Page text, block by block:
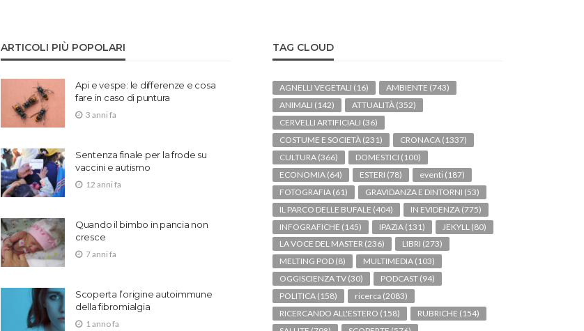
ARTICOLI PIÙ POPOLARI
Api e vespe: le differenze e cosa
fare in caso di puntura
3 anni fa
Sentenza finale per la frode su
vaccini e autismo
12 anni fa
Quando il bimbo in pancia non
cresce
7 anni fa
Scoperta l’origine autoimmune
della fibromialgia
1 anno fa
TAG CLOUD
AGNELLI VEGETALI (16) AMBIENTE (743)
ANIMALI (142) ATTUALITÀ (352)
CERVELLI ARTIFICIALI (36)
COSTUME E SOCIETÀ (231) CRONACA (1337)
CULTURA (366) DOMESTICI (100)
ECONOMIA (64) ESTERI (78) eventi (187)
FOTOGRAFIA (61) GRAVIDANZA E DINTORNI (53)
IL PARCO DELLE BUFALE (404) IN EVIDENZA (775)
INFOGRAFICHE (145) IPAZIA (131) JEKYLL (80)
LA VOCE DEL MASTER (236) LIBRI (273)
MELTING POD (8) MULTIMEDIA (103)
OGGISCIENZA TV (30) PODCAST (94)
POLITICA (158) ricerca (2083)
RICERCANDO ALL'ESTERO (158) RUBRICHE (154)